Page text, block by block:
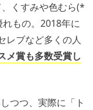
くすみや色むら(*
もの。2018年に
レブなど多くの人
メ賞も多数受賞し
つつ、実際に「ト